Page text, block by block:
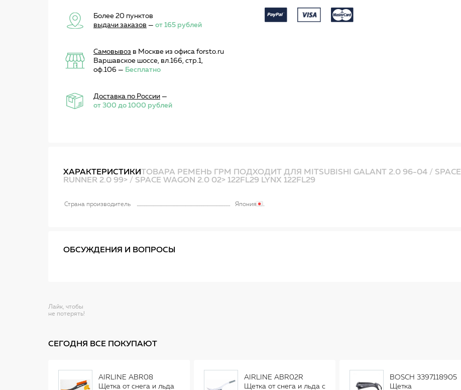
Более 20 пунктов
выдачи заказов — от 165 рублей
Самовывоз в Москве из офиса forsto.ru
Варшавское шоссе, вл.166, стр.1,
оф.106 — Бесплатно
Доставка по России —
от 300 до 1000 рублей
ХАРАКТЕРИСТИКИТОВАРА РЕМЕНЬ ГРМ ПОДХОДИТ ДЛЯ MITSUBISHI GALANT 2.0 96-04 / SPACE
RUNNER 2.0 99> / SPACE WAGON 2.0 02> 122FL29 LYNX 122FL29
Страна производитель Япония
ОБСУЖДЕНИЯ И ВОПРОСЫ
Лайк, чтобы
не потерять!
СЕГОДНЯ ВСЕ ПОКУПАЮТ
AIRLINE ABR08
Щетка от снега и льда
AIRLINE ABR02R
Щетка от снега и льда с
BOSCH 3397118905
Щетка